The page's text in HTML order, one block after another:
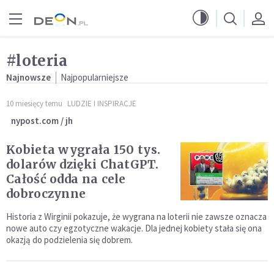
#loteria
Najnowsze Najpopularniejsze
10 miesięcy temu LUDZIE I INSPIRACJE
nypost.com / jh
Kobieta wygrała 150 tys.
dolarów dzięki ChatGPT.
Całość odda na cele
dobroczynne
Historia z Wirginii pokazuje, że wygrana na loterii nie zawsze oznacza
nowe auto czy egzotyczne wakacje. Dla jednej kobiety stała się ona
okazją do podzielenia się dobrem.